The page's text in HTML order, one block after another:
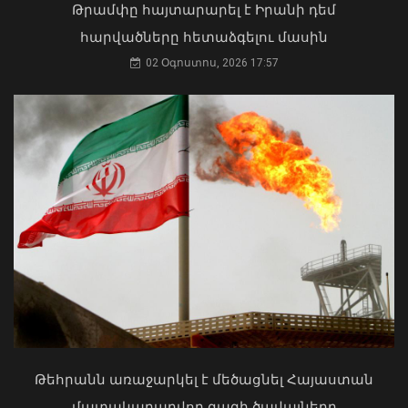
06 Օգոստոս, 2026 22:33
Վթար Լոռու մարզում․ փրկարարները
վարորդին դուրս են բերել
արգելափակումից
Մկրտության արարողությունից հետո
Արտաշատում 14 մարդ թունավորման
ախտանիշներով դիմել է ԲԿ. ՀՎԿԱԿ
02 Օգոստոս, 2026 15:06
Թրամփը հայտարարել է Իրանի դեմ
հարվածները հետաձգելու մասին
02 Օգոստոս, 2026 17:57
Թեհրանն առաջարկել է մեծացնել Հայաստան